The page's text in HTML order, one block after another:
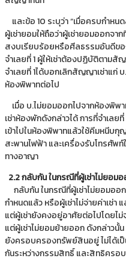
และข้อ 10 ระบุว่า “เมื่อครบกำ
ผู้เช่ายอมให้ถือว่าผู้เช่ายอมออกจ
สงบเรียบร้อยหรือศีลธรรมอันดีขอ
จำเลยที่ 1 ผู้ให้เช่าต้องปฏิบัติตาม
จำเลยที่ 1ได้บอกเลิกสัญญาเช่าแก่
ห้องพิพาทต่อไป
เมื่อ บ.ไม่ยอมออกไปจากห้องพิพ
เช่าห้องพักดังกล่าวได้ การที่จำเลยที่
เข้าไปในห้องพิพาทแล้วใช้คีมหนีบ
สะพานไฟฟ้า และเครื่องรับโทรศัพ
ทางอาญา
2.2 กลับกัน ในกรณีที่ผู้เช่าไม่ยอม
กลับกัน ในกรณีที่ผู้เช่าไม่ยอมออ
กำหนดแล้ว หรือผู้เช่าไม่จ่ายค่าเช่า
แต่ผู้เช่ายังคงอยู่อาศัยต่อไปโดยไ
แต่ผู้เช่าไม่ยอมย้ายออก ดังกล่าวนั้น
ยังครอบครองทรัพย์สินอยู่ ไม่ได้เ
กันระหว่างกรรมสิทธิ์ และสิทธิครอ